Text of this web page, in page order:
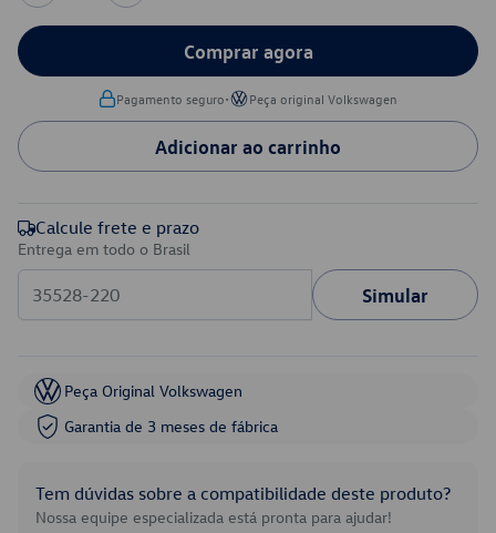
Comprar agora
Pagamento seguro• Peça original Volkswagen
Adicionar ao carrinho
Calcule frete e prazo
Entrega em todo o Brasil
Simular
Peça Original Volkswagen
Garantia de 3 meses de fábrica
Tem dúvidas sobre a compatibilidade deste produto?
Nossa equipe especializada está pronta para ajudar!